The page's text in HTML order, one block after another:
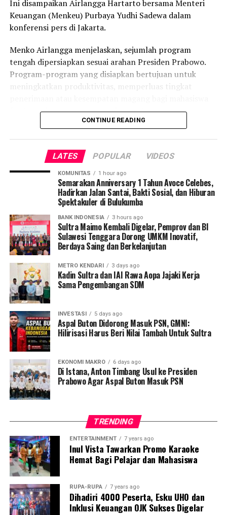
tahunan antara Rp2,5 miliar hingga Rp50 miliar.
Sumber : dari berbagai sumber
Laporan : Tam
Post Views: 5,048
Ini disampaikan Airlangga Hartarto bersama Menteri
Keuangan (Menkeu) Purbaya Yudhi Sadewa dalam
konferensi pers di Jakarta.
Menko Airlangga menjelaskan, sejumlah program
tengah dipersiapkan sesuai arahan Presiden Prabowo.
Program-program yang disiapkan bertujuan untuk
meningkatkan produktivitas, memperluas tingkat
fresh graduate, serta perpanjangan bantuan pangan
tiga bulan ke depan. Selain itu, pemerintah juga tengah
pemerintah (DTP) ke berbagai sektor.
“Kemudian juga fasilitas yang selama ini diberikan
kepada pekerja, jaminan kecelakaan kerja dan jaminan
kehilangan pekerjaan, jaminan kematian itu juga untuk
didorong kepada pekerja lepas atau pekerja mitra, dalam
hal ini ojek online. Nah ini kita akan dorong juga.
Pemerintah kemarin memberikan bantuan untuk 50%
bayarnya, teknisnya sedang kita siapkan,” imbuh Menko
Airlangga sebagaimana dikutip dari laman
kemenkeu.go.id.
Lebih lanjut, Menko Airlangga juga menyampaikan
pemerintah akan menyiapkan fasilitas melalui BPJS
Ketenagakerjaan untuk kepemilikan maupun renovasi
rumah, serta program cash for work di sektor
perhubungan dan perumahan.
Menkeu Purbaya menegaskan dukungan penuh
Kementerian Keuangan dari sisi anggaran. Menkeu juga
menyampaikan bahwa pemerintah akan membentuk
Tim Akselerasi Program Prioritas untuk memastikan
cepat dan efektif.
“Semua sudah dijelaskan Pak Menko. Tapi yang jelas
Menteri Keuangan akan menunjang seluruh program
percepatan ini semaksimal mungkin. Nanti Pak Menko
akan membentuk Tim Akselerasi Program Prioritas
supaya semua programnya bisa berjalan dengan baik,”
ujar Menkeu Purbaya.
CONTINUE READING
LATES POPULAR VIDEOS
KOMUNITAS 1 hour ago
Semarakan Anniversary 1 Tahun Avoce Celebes,
Hadirkan Jalan Santai, Bakti Sosial, dan Hiburan
Spektakuler di Bulukumba
BANK INDONESIA 3 hours ago
Sultra Maimo Kembali Digelar, Pemprov dan BI
Sulawesi Tenggara Dorong UMKM Inovatif,
Berdaya Saing dan Berkelanjutan
METRO KENDARI 3 days ago
Kadin Sultra dan IAI Rawa Aopa Jajaki Kerja
Sama Pengembangan SDM
INVESTASI 5 days ago
Aspal Buton Didorong Masuk PSN, GMNI:
Hilirisasi Harus Beri Nilai Tambah Untuk Sultra
EKONOMI MAKRO 6 days ago
Di Istana, Anton Timbang Usul ke Presiden
Prabowo Agar Aspal Buton Masuk PSN
TRENDING
ENTERTAINMENT 7 years ago
Inul Vista Tawarkan Promo Karaoke
Hemat Bagi Pelajar dan Mahasiswa
RUPA-RUPA 7 years ago
Dihadiri 4000 Peserta, Esku UHO dan
Inklusi Keuangan OJK Sukses Digelar